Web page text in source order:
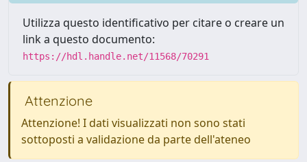
Utilizza questo identificativo per citare o creare un
link a questo documento:
https://hdl.handle.net/11568/70291
Attenzione
Attenzione! I dati visualizzati non sono stati
sottoposti a validazione da parte dell'ateneo